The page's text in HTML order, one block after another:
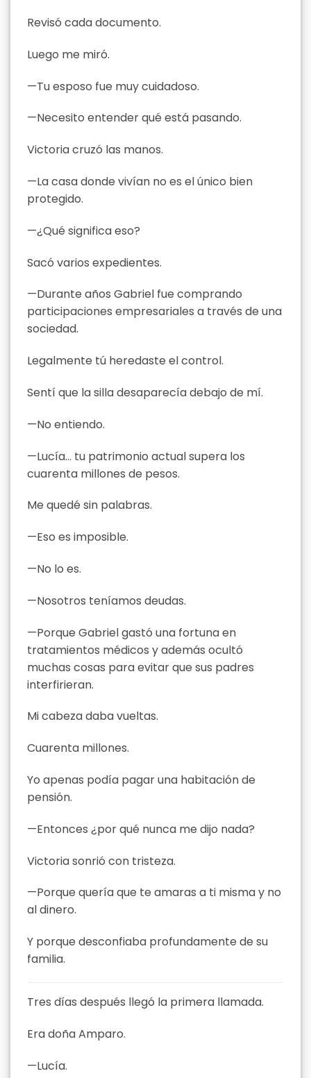
Revisó cada documento.
Luego me miró.
—Tu esposo fue muy cuidadoso.
—Necesito entender qué está pasando.
Victoria cruzó las manos.
—La casa donde vivían no es el único bien
protegido.
—¿Qué significa eso?
Sacó varios expedientes.
—Durante años Gabriel fue comprando
participaciones empresariales a través de una
sociedad.
Legalmente tú heredaste el control.
Sentí que la silla desaparecía debajo de mí.
—No entiendo.
—Lucía… tu patrimonio actual supera los
cuarenta millones de pesos.
Me quedé sin palabras.
—Eso es imposible.
—No lo es.
—Nosotros teníamos deudas.
—Porque Gabriel gastó una fortuna en
tratamientos médicos y además ocultó
muchas cosas para evitar que sus padres
interfirieran.
Mi cabeza daba vueltas.
Cuarenta millones.
Yo apenas podía pagar una habitación de
pensión.
—Entonces ¿por qué nunca me dijo nada?
Victoria sonrió con tristeza.
—Porque quería que te amaras a ti misma y no
al dinero.
Y porque desconfiaba profundamente de su
familia.
Tres días después llegó la primera llamada.
Era doña Amparo.
—Lucía.